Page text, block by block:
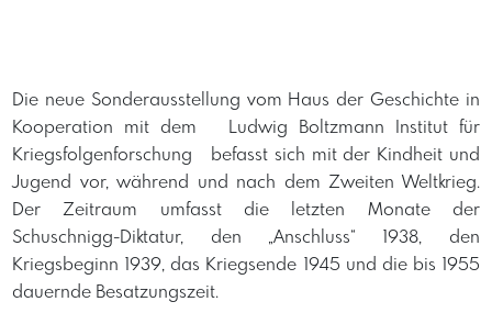
Die neue Sonderausstellung vom Haus der Geschichte in
Kooperation mit dem Ludwig Boltzmann Institut für
Kriegsfolgenforschung befasst sich mit der Kindheit und
Jugend vor, während und nach dem Zweiten Weltkrieg.
Der Zeitraum umfasst die letzten Monate der
Schuschnigg-Diktatur, den „Anschluss“ 1938, den
Kriegsbeginn 1939, das Kriegsende 1945 und die bis 1955
dauernde Besatzungszeit.